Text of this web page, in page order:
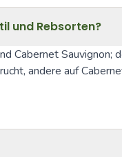
und Rebsorten?
Cabernet
andere auf